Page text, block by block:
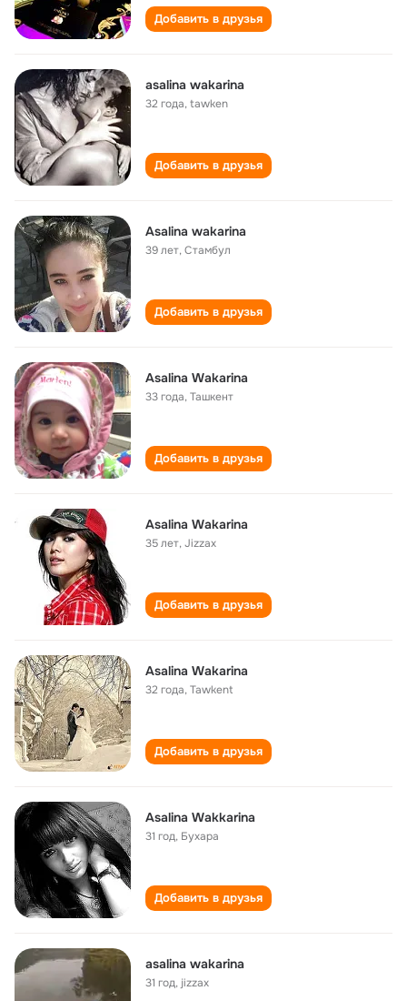
Добавить в друзья
asalina wakarina
32 года,tawken
Добавить в друзья
Asalina wakarina
39 лет,Стамбул
Добавить в друзья
Asalina Wakarina
33 года,Ташкент
Добавить в друзья
Asalina Wakarina
35 лет,Jizzax
Добавить в друзья
Asalina Wakarina
32 года,Tawkent
Добавить в друзья
Asalina Wakkarina
31 год, Бухара
Добавить в друзья
asalina wakarina
31 год, jizzax